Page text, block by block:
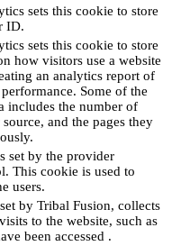
sets this cookie to store
ID.
sets this cookie to store
how visitors use a website
an analytics report of
Some of the
includes the number of
and the pages they
set by the provider
This cookie is used to
users.
by Tribal Fusion, collects
to the website, such as
been accessed .